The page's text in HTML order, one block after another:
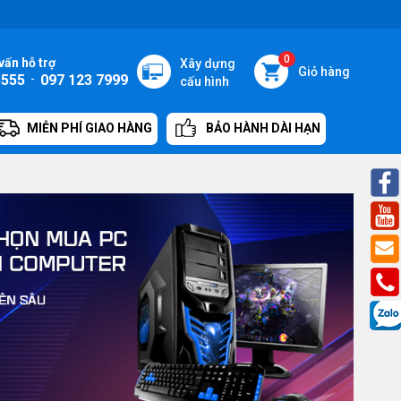
0
Giỏ hàng
Xây dựng
cấu hình
hỗ trợ
- 097 123 7999
MIỄN PHÍ GIAO HÀNG BẢO HÀNH DÀI HẠN